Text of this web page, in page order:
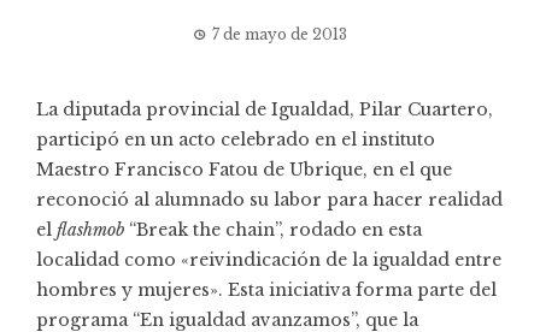
7 de mayo de 2013
La diputada provincial de Igualdad, Pilar Cuartero,
participó en un acto celebrado en el instituto
Maestro Francisco Fatou de Ubrique, en el que
reconoció al alumnado su labor para hacer realidad
el flashmob “Break the chain”, rodado en esta
localidad como «reivindicación de la igualdad entre
hombres y mujeres». Esta iniciativa forma parte del
programa “En igualdad avanzamos”, que la